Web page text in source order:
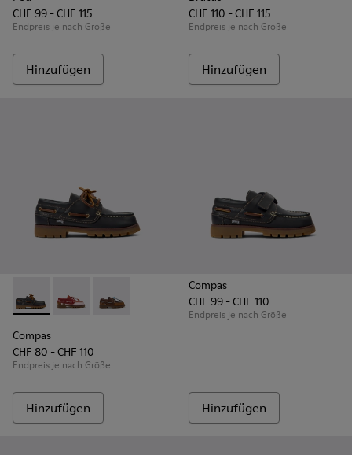
CHF 99 - CHF 115
Endpreis je nach Größe
Hinzufügen
CHF 110 - CHF 115
Endpreis je nach Größe
Hinzufügen
Compas - K800416-001 - Blaue Bootsschuhe aus Leder für
Compas - K800416-008 - Mehrfarbige Bootsschuhe
Compas - K800416-007 - Braune
Compas
CHF 80 - CHF 110
Endpreis je nach Größe
Hinzufügen
Compas
CHF 99 - CHF 110
Endpreis je nach Größe
Hinzufügen